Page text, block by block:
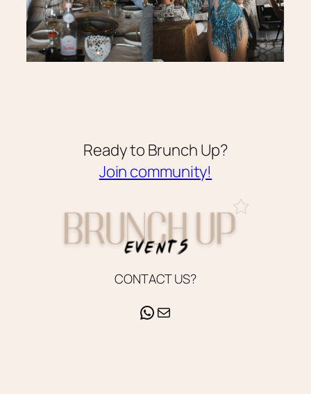
Ready to Brunch Up?
Join community!
CONTACT US?
WhatsApp
E-mail